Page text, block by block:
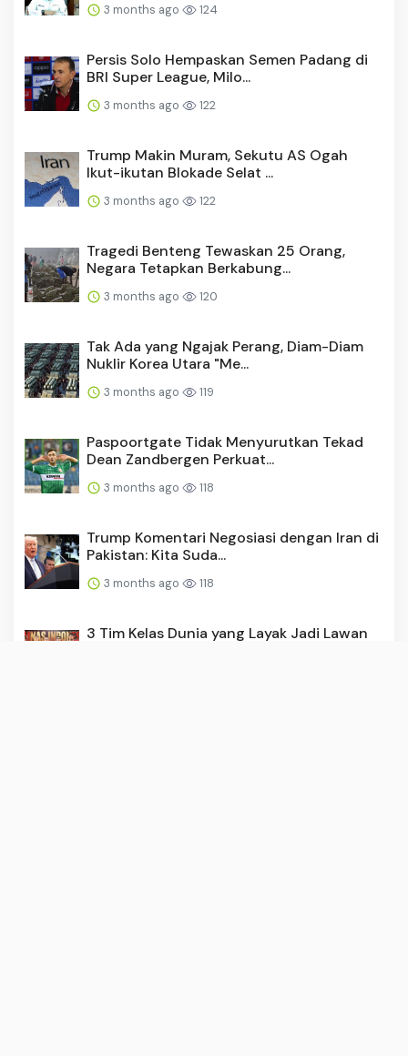
3 months ago 124
Persis Solo Hempaskan Semen Padang di
BRI Super League, Milo...
3 months ago 122
Trump Makin Muram, Sekutu AS Ogah
Ikut-ikutan Blokade Selat ...
3 months ago 122
Tragedi Benteng Tewaskan 25 Orang,
Negara Tetapkan Berkabung...
3 months ago 120
Tak Ada yang Ngajak Perang, Diam-Diam
Nuklir Korea Utara "Me...
3 months ago 119
Paspoortgate Tidak Menyurutkan Tekad
Dean Zandbergen Perkuat...
3 months ago 118
Trump Komentari Negosiasi dengan Iran di
Pakistan: Kita Suda...
3 months ago 118
3 Tim Kelas Dunia yang Layak Jadi Lawan